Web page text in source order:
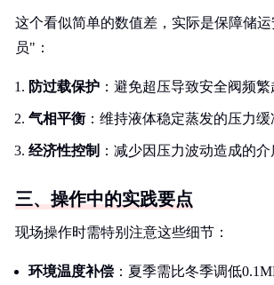
这个看似简单的数值差，实际是保障储
员"：
防过载保护 ：避免超压导致安全阀频
气相平衡 ：维持液体稳定蒸发的压力缓
经济性控制 ：减少因压力波动造成的
三、操作中的实践要点
现场操作时需特别注意这些细节：
环境温度补偿 ：夏季需比冬季调低